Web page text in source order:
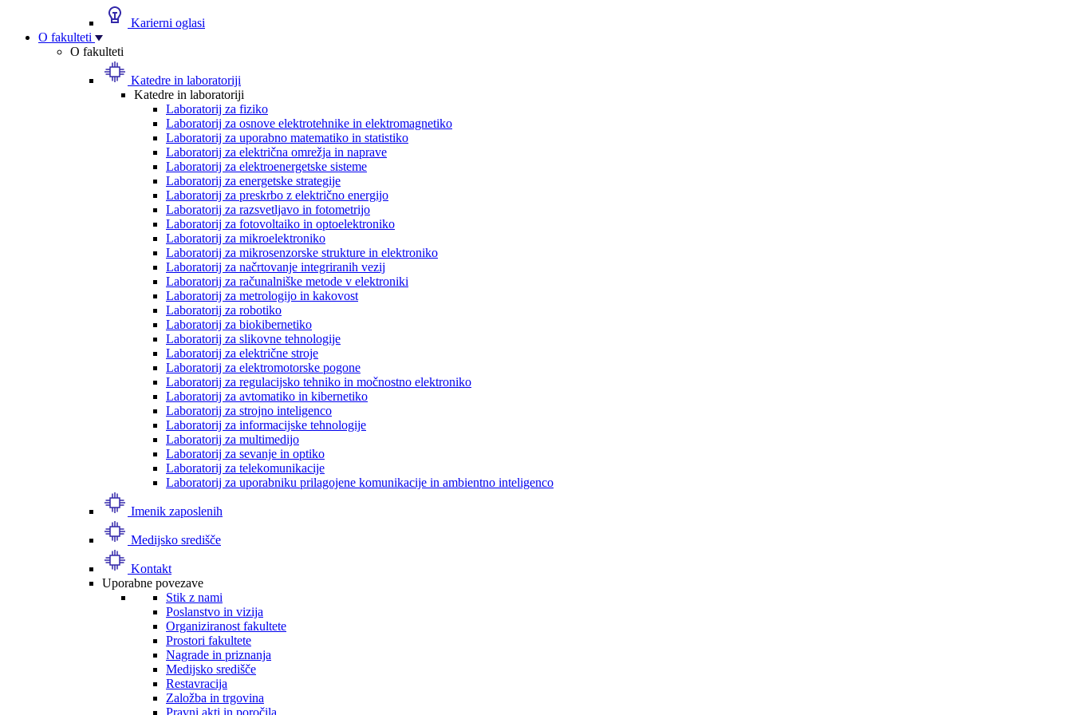
Karierni oglasi
O fakulteti
O fakulteti
Katedre in laboratoriji
Katedre in laboratoriji
Laboratorij za fiziko
Laboratorij za osnove elektrotehnike in elektromagnetiko
Laboratorij za uporabno matematiko in statistiko
Laboratorij za električna omrežja in naprave
Laboratorij za elektroenergetske sisteme
Laboratorij za energetske strategije
Laboratorij za preskrbo z električno energijo
Laboratorij za razsvetljavo in fotometrijo
Laboratorij za fotovoltaiko in optoelektroniko
Laboratorij za mikroelektroniko
Laboratorij za mikrosenzorske strukture in elektroniko
Laboratorij za načrtovanje integriranih vezij
Laboratorij za računalniške metode v elektroniki
Laboratorij za metrologijo in kakovost
Laboratorij za robotiko
Laboratorij za biokibernetiko
Laboratorij za slikovne tehnologije
Laboratorij za električne stroje
Laboratorij za elektromotorske pogone
Laboratorij za regulacijsko tehniko in močnostno elektroniko
Laboratorij za avtomatiko in kibernetiko
Laboratorij za strojno inteligenco
Laboratorij za informacijske tehnologije
Laboratorij za multimedijo
Laboratorij za sevanje in optiko
Laboratorij za telekomunikacije
Laboratorij za uporabniku prilagojene komunikacije in ambientno inteligenco
Imenik zaposlenih
Medijsko središče
Kontakt
Uporabne povezave
Stik z nami
Poslanstvo in vizija
Organiziranost fakultete
Prostori fakultete
Nagrade in priznanja
Medijsko središče
Restavracija
Založba in trgovina
Pravni akti in poročila